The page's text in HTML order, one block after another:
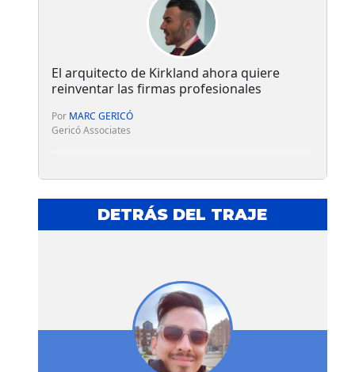
El arquitecto de Kirkland ahora quiere
reinventar las firmas profesionales
Por MARC GERICÓ
Gericó Associates
DETRÁS DEL TRAJE